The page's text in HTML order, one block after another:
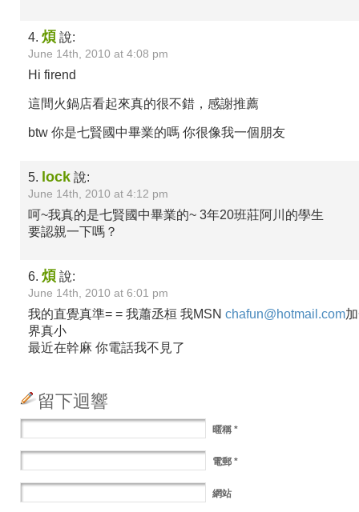
4. 煩 說:
June 14th, 2010 at 4:08 pm
Hi firend
這間火鍋店看起來真的很不錯，感謝推薦
btw 你是七賢國中畢業的嗎 你很像我一個朋友
5. lock 說:
June 14th, 2010 at 4:12 pm
呵~我真的是七賢國中畢業的~ 3年20班莊阿川的學生
要認親一下嗎？
6. 煩 說:
June 14th, 2010 at 6:01 pm
我的直覺真準= = 我蕭丞桓 我MSN chafun@hotmail.com
界真小
最近在幹麻 你電話我不見了
留下迴響
暱稱 *
電郵 *
網站